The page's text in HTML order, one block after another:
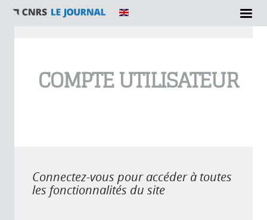
COMPTE UTILISATEUR
Connectez-vous pour accéder à toutes
les fonctionnalités du site